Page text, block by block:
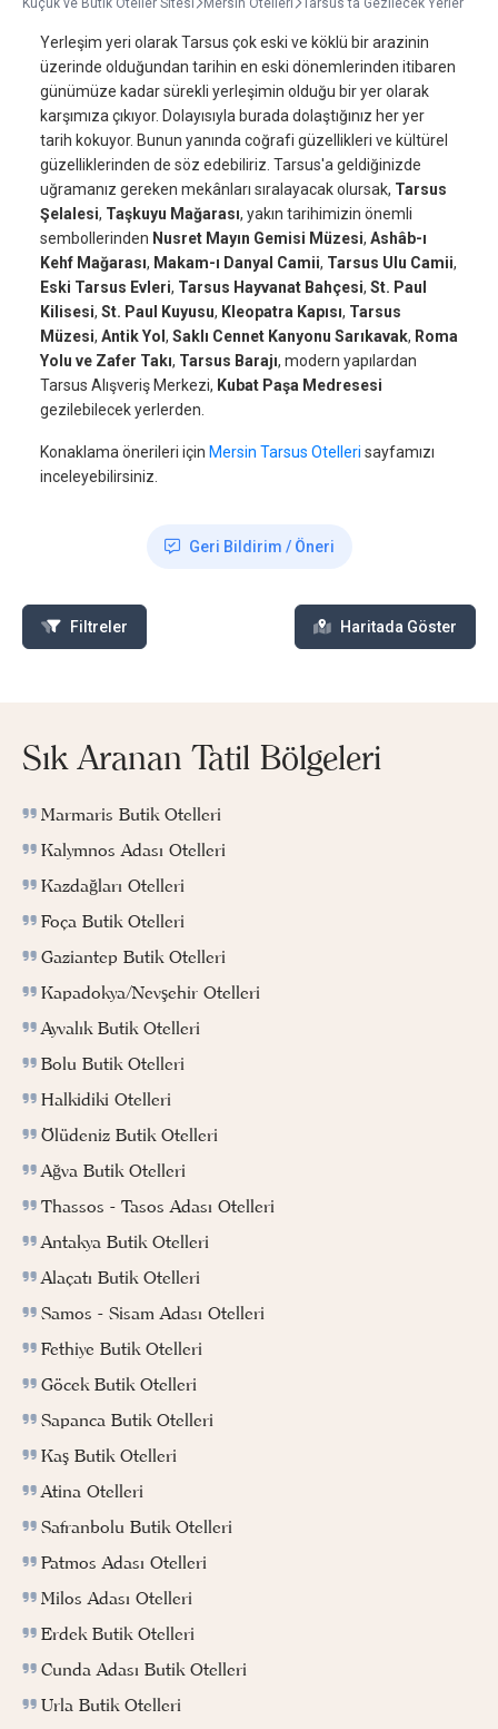
Yerleşim yeri olarak Tarsus çok eski ve köklü bir arazinin
üzerinde olduğundan tarihin en eski dönemlerinden itibaren
günümüze kadar sürekli yerleşimin olduğu bir yer olarak
karşımıza çıkıyor. Dolayısıyla burada dolaştığınız her yer
tarih kokuyor. Bunun yanında coğrafi güzellikleri ve kültürel
güzelliklerinden de söz edebiliriz. Tarsus'a geldiğinizde
uğramanız gereken mekânları sıralayacak olursak, Tarsus
Şelalesi, Taşkuyu Mağarası, yakın tarihimizin önemli
sembollerinden Nusret Mayın Gemisi Müzesi, Ashâb-ı
Kehf Mağarası, Makam-ı Danyal Camii, Tarsus Ulu Camii,
Eski Tarsus Evleri, Tarsus Hayvanat Bahçesi, St. Paul
Kilisesi, St. Paul Kuyusu, Kleopatra Kapısı, Tarsus
Müzesi, Antik Yol , Saklı Cennet Kanyonu Sarıkavak, Roma
Yolu ve Zafer Takı, Tarsus Barajı, modern yapılardan
Tarsus Alışveriş Merkezi, Kubat Paşa Medresesi
gezilebilecek yerlerden.
Konaklama önerileri için Mersin Tarsus Otelleri sayfamızı
inceleyebilirsiniz.
Geri Bildirim / Öneri
Filtreler Haritada Göster
Sık Aranan Tatil Bölgeleri
Marmaris Butik Otelleri
Kalymnos Adası Otelleri
Kazdağları Otelleri
Foça Butik Otelleri
Gaziantep Butik Otelleri
Kapadokya/Nevşehir Otelleri
Ayvalık Butik Otelleri
Bolu Butik Otelleri
Halkidiki Otelleri
Ölüdeniz Butik Otelleri
Ağva Butik Otelleri
Thassos - Tasos Adası Otelleri
Antakya Butik Otelleri
Alaçatı Butik Otelleri
Samos - Sisam Adası Otelleri
Fethiye Butik Otelleri
Göcek Butik Otelleri
Sapanca Butik Otelleri
Kaş Butik Otelleri
Atina Otelleri
Safranbolu Butik Otelleri
Patmos Adası Otelleri
Milos Adası Otelleri
Erdek Butik Otelleri
Cunda Adası Butik Otelleri
Urla Butik Otelleri